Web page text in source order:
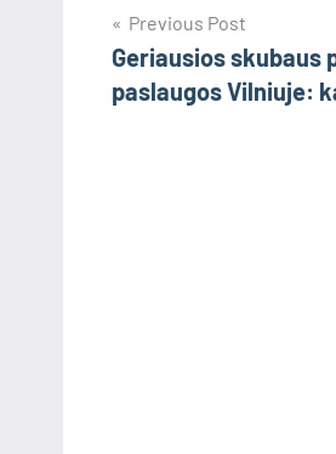
Navigacija
tarp
Previous Post
Geriausios skubaus
paslaugos Vilniuje: